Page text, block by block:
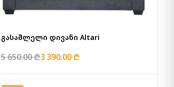
გასაშლელი დივანი Altari
5 650.00 ₾3 390.00 ₾